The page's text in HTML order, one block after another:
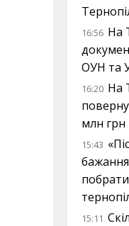
16:56 На
ОУН та
16:20 На
млн грн
15:43
15:11